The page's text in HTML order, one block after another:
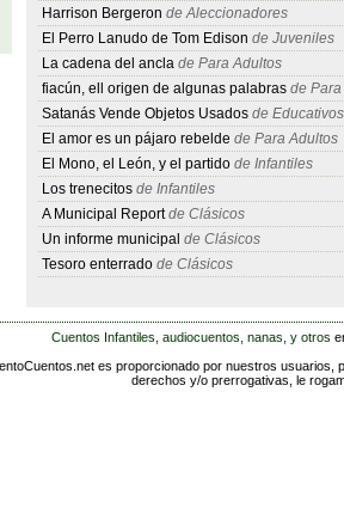
Harrison Bergeron de Aleccionadores
El Perro Lanudo de Tom Edison de Juveniles
La cadena del ancla de Para Adultos
fiacún, ell origen de algunas palabras de
Satanás Vende Objetos Usados de Educativos
El amor es un pájaro rebelde de Para Adultos
El Mono, el León, y el partido de Infantiles
Los trenecitos de Infantiles
A Municipal Reportde Clásicos
Un informe municipal de Clásicos
Tesoro enterrado de Clásicos
Cuentos Infantiles, audiocuentos, nanas, y otros
es proporcionado por nuestros
derechos y/o prerrogativas, le